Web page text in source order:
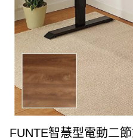
FUNTE智慧型電動二